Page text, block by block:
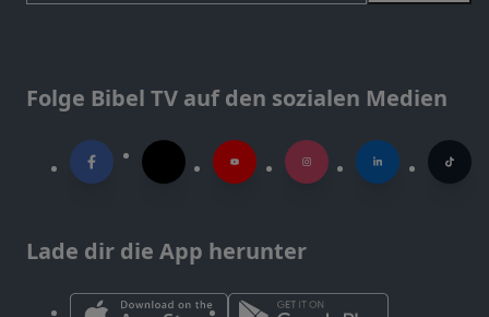
Folge Bibel TV auf den sozialen Medien
Lade dir die App herunter